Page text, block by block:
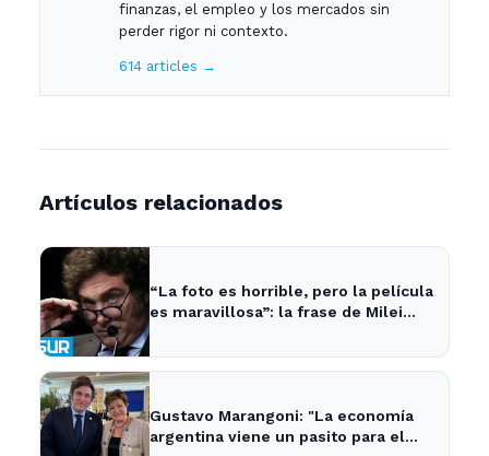
finanzas, el empleo y los mercados sin
perder rigor ni contexto.
614 articles →
Artículos relacionados
“La foto es horrible, pero la película
es maravillosa”: la frase de Milei
generó impacto - ADNSUR
Gustavo Marangoni: "La economía
argentina viene un pasito para el